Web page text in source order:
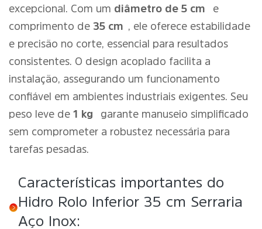
excepcional. Com um diâmetro de 5 cm
e
comprimento de 35 cm , ele oferece estabilidade
e precisão no corte, essencial para resultados
consistentes. O design acoplado facilita a
instalação, assegurando um funcionamento
confiável em ambientes industriais exigentes. Seu
peso leve de 1 kg
garante manuseio simplificado
sem comprometer a robustez necessária para
tarefas pesadas.
Características importantes do
Hidro Rolo Inferior 35 cm Serraria
Aço Inox: